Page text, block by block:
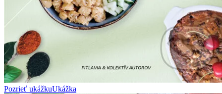
Pozrieť ukážkuUkážka